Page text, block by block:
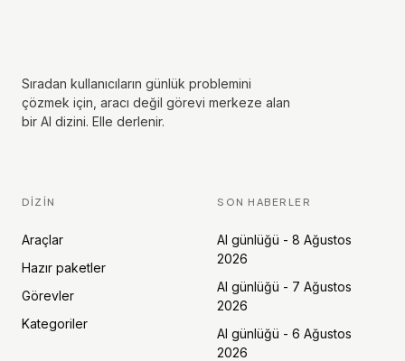
Sıradan kullanıcıların günlük problemini
çözmek için, aracı değil görevi merkeze alan
bir AI dizini. Elle derlenir.
DIZIN
Araçlar
Hazır paketler
Görevler
Kategoriler
SON HABERLER
AI günlüğü - 8 Ağustos
2026
AI günlüğü - 7 Ağustos
2026
AI günlüğü - 6 Ağustos
2026